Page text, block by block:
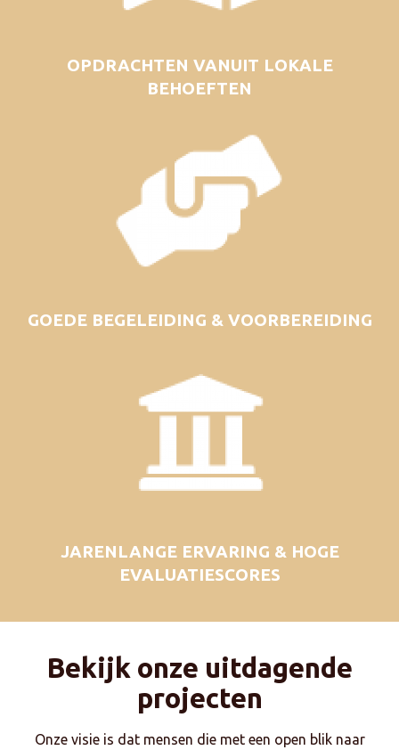
OPDRACHTEN VANUIT LOKALE
BEHOEFTEN
GOEDE BEGELEIDING & VOORBEREIDING
JARENLANGE ERVARING & HOGE
EVALUATIESCORES
Bekijk onze uitdagende
projecten
Onze visie is dat mensen die met een open blik naar